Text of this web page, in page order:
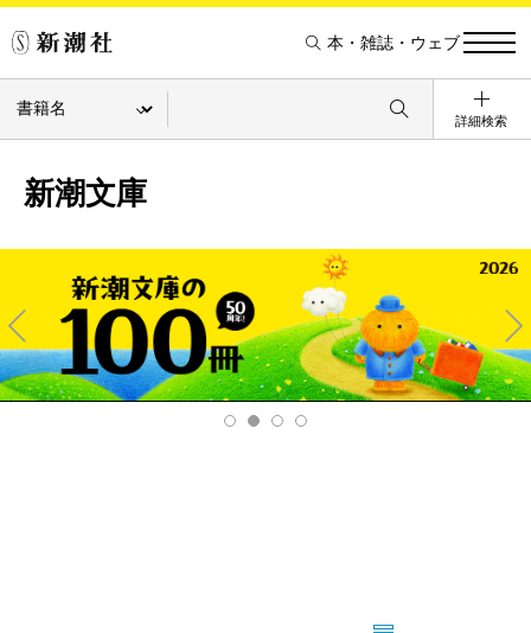
本・雑誌・ウェブ
詳細検索
新潮文庫
Pre
v
Ne
xt